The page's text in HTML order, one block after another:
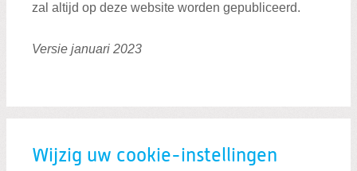
zal altijd op deze website worden gepubliceerd.
Versie januari 2023
Wijzig uw cookie-instellingen